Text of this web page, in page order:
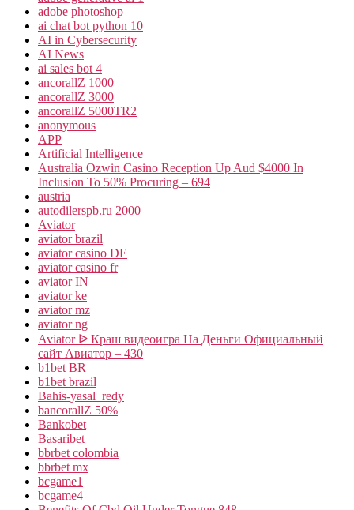
adobe photoshop
ai chat bot python 10
AI in Cybersecurity
AI News
ai sales bot 4
ancorallZ 1000
ancorallZ 3000
ancorallZ 5000TR2
anonymous
APP
Artificial Intelligence
Australia Ozwin Casino Reception Up Aud $4000 In
Inclusion To 50% Procuring – 694
austria
autodilerspb.ru 2000
Aviator
aviator brazil
aviator casino DE
aviator casino fr
aviator IN
aviator ke
aviator mz
aviator ng
Aviator ᐉ Краш видеоигра На Деньги Официальный
сайт Авиатор – 430
b1bet BR
b1bet brazil
Bahis-yasal_redy
bancorallZ 50%
Bankobet
Basaribet
bbrbet colombia
bbrbet mx
bcgame1
bcgame4